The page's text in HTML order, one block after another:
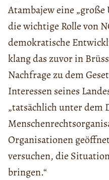
Atambajew eine
die wichtige Rolle von
demokratische
klang das zuvor in
Nachfrage zu dem
Interessen seines
„tatsächlich unter dem
Organisationen
versuchen, die
bringen.“